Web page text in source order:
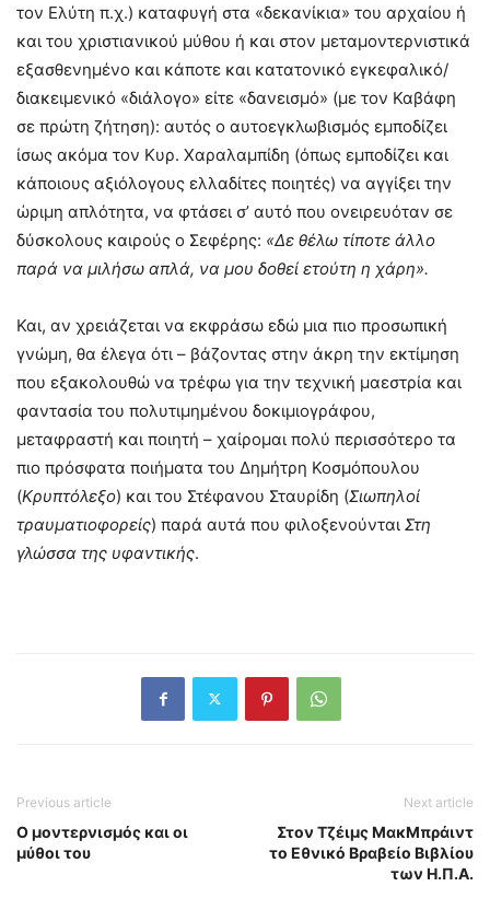
τον Ελύτη π.χ.) καταφυγή στα «δεκανίκια» του αρχαίου ή
και του χριστιανικού μύθου ή και στον μεταμοντερνιστικά
εξασθενημένο και κάποτε και κατατονικό εγκεφαλικό/
διακειμενικό «διάλογο» είτε «δανεισμό» (με τον Καβάφη
σε πρώτη ζήτηση): αυτός ο αυτοεγκλωβισμός εμποδίζει
ίσως ακόμα τον Κυρ. Χαραλαμπίδη (όπως εμποδίζει και
κάποιους αξιόλογους ελλαδίτες ποιητές) να αγγίξει την
ώριμη απλότητα, να φτάσει σ’ αυτό που ονειρευόταν σε
δύσκολους καιρούς ο Σεφέρης: «Δε θέλω τίποτε άλλο
παρά να μιλήσω απλά, να μου δοθεί ετούτη η χάρη».
Και, αν χρειάζεται να εκφράσω εδώ μια πιο προσωπική
γνώμη, θα έλεγα ότι – βάζοντας στην άκρη την εκτίμηση
που εξακολουθώ να τρέφω για την τεχνική μαεστρία και
φαντασία του πολυτιμημένου δοκιμιογράφου,
μεταφραστή και ποιητή – χαίρομαι πολύ περισσότερο τα
πιο πρόσφατα ποιήματα του Δημήτρη Κοσμόπουλου
(Κρυπτόλεξο) και του Στέφανου Σταυρίδη (Σιωπηλοί
τραυματιοφορείς) παρά αυτά που φιλοξενούνται Στη
γλώσσα της υφαντικής.
Previous article
Ο μοντερνισμός και οι
μύθοι του
Next article
Στον Τζέιμς ΜακΜπράιντ
το Εθνικό Βραβείο Βιβλίου
των Η.Π.Α.